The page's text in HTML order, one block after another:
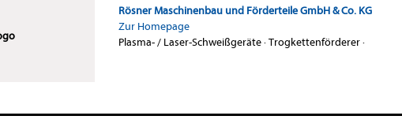
Rösner Maschinenbau und Förderteile GmbH & Co. KG
Zur Homepage
Plasma- / Laser-Schweißgeräte·Trogkettenförderer·